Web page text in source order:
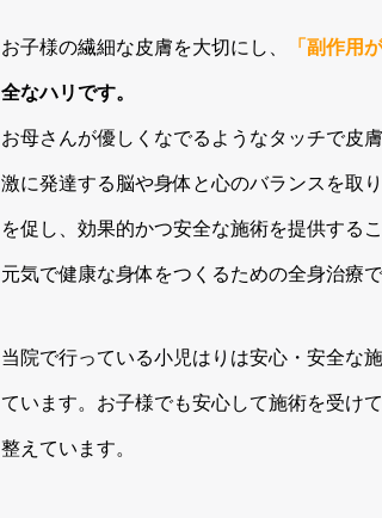
お子様の繊細な皮膚を大切にし、 「副作用
全なハリです。
お母さんが優しくなでるようなタッチで皮
激に発達する脳や身体と心のバランスを取
を促し、効果的かつ安全な施術を提供する
元気で健康な身体をつくるための全身治療で
当院で行っている小児はりは安心・安全な
ています。お子様でも安心して施術を受け
整えています。